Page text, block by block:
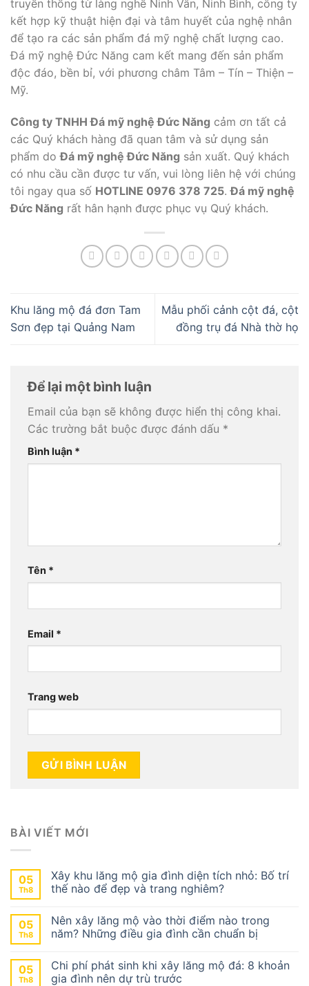
truyền thống từ làng nghề Ninh Vân, Ninh Bình, công ty
kết hợp kỹ thuật hiện đại và tâm huyết của nghệ nhân
để tạo ra các sản phẩm đá mỹ nghệ chất lượng cao.
Đá mỹ nghệ Đức Năng cam kết mang đến sản phẩm
độc đáo, bền bỉ, với phương châm Tâm – Tín – Thiện –
Mỹ.
Công ty TNHH Đá mỹ nghệ Đức Năng cảm ơn tất cả
các Quý khách hàng đã quan tâm và sử dụng sản
phẩm doĐá mỹ nghệ Đức Năng sản xuất. Quý khách
có nhu cầu cần được tư vấn, vui lòng liên hệ với chúng
tôi ngay qua số HOTLINE 0976 378 725.Đá mỹ nghệ
Đức Năng rất hân hạnh được phục vụ Quý khách.
Khu lăng mộ đá đơn Tam
Sơn đẹp tại Quảng Nam
Mẫu phối cảnh cột đá, cột
đồng trụ đá Nhà thờ họ
Để lại một bình luận
Email của bạn sẽ không được hiển thị công khai.
Các trường bắt buộc được đánh dấu *
Bình luận *
Tên *
Email *
Trang web
BÀI VIẾT MỚI
05
Th8
Xây khu lăng mộ gia đình diện tích nhỏ: Bố trí
thế nào để đẹp và trang nghiêm?
05
Th8
Nên xây lăng mộ vào thời điểm nào trong
năm? Những điều gia đình cần chuẩn bị
05
Th8
Chi phí phát sinh khi xây lăng mộ đá: 8 khoản
gia đình nên dự trù trước